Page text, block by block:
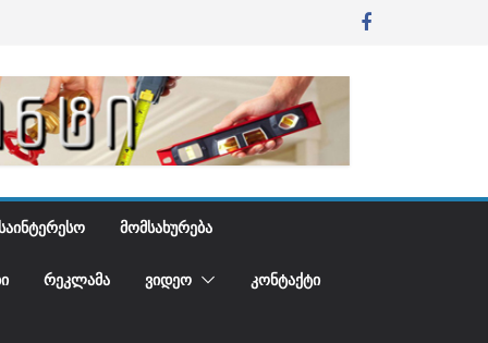
ᲡᲐᲘᲜᲢᲔᲠᲔᲡᲝ ᲛᲝᲛᲡᲐᲮᲣᲠᲔᲑᲐ
ᲠᲔᲙᲚᲐᲛᲐ ᲕᲘᲓᲔᲝ ᲙᲝᲜᲢᲐᲥᲢᲘ